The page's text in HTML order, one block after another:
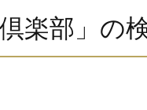
楽部」の